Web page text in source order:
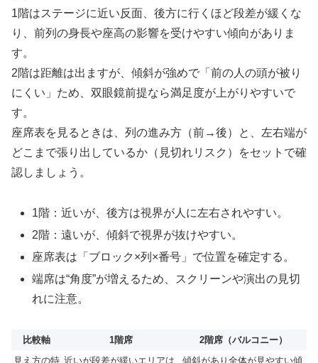
1階はステージに近い反面、後方に行くほど段差が緩くな
り、前列の身長や座高の影響を受けやすい傾向がありま
す。
2階は距離は出ますが、傾斜が強めで「前の人の頭が被り
にくい」ため、双眼鏡前提なら満足度が上がりやすいで
す。
座席表を見るときは、列の進み方（前→後）と、左右端が
どこまで張り出しているか（見切れリスク）をセットで確
認しましょう。
1階：近いが、後方は視界が人に左右されやすい。
2階：遠いが、傾斜で視界が抜けやすい。
座席表は「ブロック×列×番号」で位置を確定する。
端席は“角度”が増えるため、スクリーンや演出の見切
れに注意。
比較軸 1階席
2階席（バルコニー）
見え方の特 近いが段差が緩いエリアは
傾斜があり全体が見やすい傾